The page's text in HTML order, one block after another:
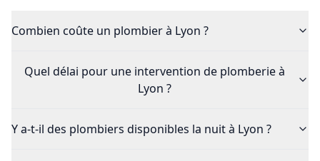
Combien coûte un plombier à Lyon ?
Quel délai pour une intervention de plomberie à
Lyon ?
Y a-t-il des plombiers disponibles la nuit à Lyon ?